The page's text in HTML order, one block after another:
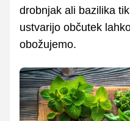
drobnjak ali bazilika
ustvarijo občutek
obožujemo.